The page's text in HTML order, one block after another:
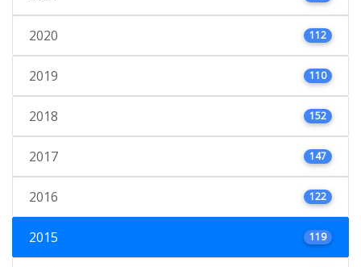
2020 112
2019 110
2018 152
2017 147
2016 122
2015 119